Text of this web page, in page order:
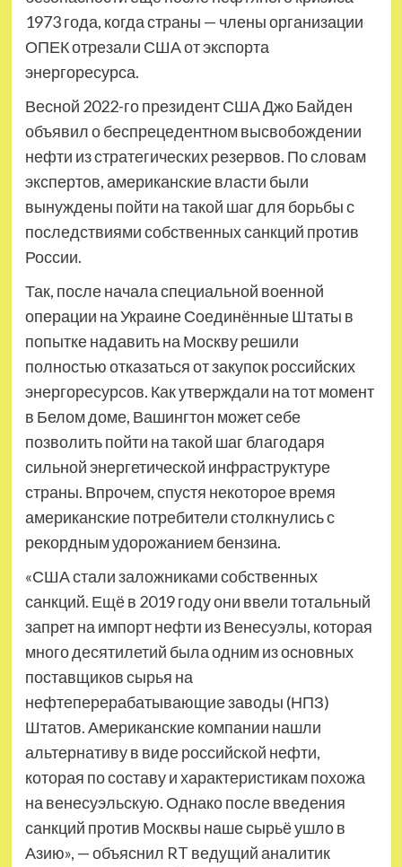
1973 года, когда страны — члены организации
ОПЕК отрезали США от экспорта
энергоресурса.
Весной 2022-го президент США Джо Байден
объявил о беспрецедентном высвобождении
нефти из стратегических резервов. По словам
экспертов, американские власти были
вынуждены пойти на такой шаг для борьбы с
последствиями собственных санкций против
России.
Так, после начала специальной военной
операции на Украине Соединённые Штаты в
попытке надавить на Москву решили
полностью отказаться от закупок российских
энергоресурсов. Как утверждали на тот момент
в Белом доме, Вашингтон может себе
позволить пойти на такой шаг благодаря
сильной энергетической инфраструктуре
страны. Впрочем, спустя некоторое время
американские потребители столкнулись с
рекордным удорожанием бензина.
«США стали заложниками собственных
санкций. Ещё в 2019 году они ввели тотальный
запрет на импорт нефти из Венесуэлы, которая
много десятилетий была одним из основных
поставщиков сырья на
нефтеперерабатывающие заводы (НПЗ)
Штатов. Американские компании нашли
альтернативу в виде российской нефти,
которая по составу и характеристикам похожа
на венесуэльскую. Однако после введения
санкций против Москвы наше сырьё ушло в
Азию», — объяснил RT ведущий аналитик